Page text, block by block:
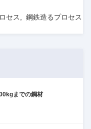
IPD correctly. The
Pico 4's
all the difference.
セス 鋼鉄造るプロセス
までの鋼材